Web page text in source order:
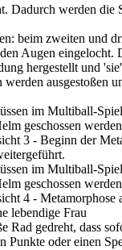
Dadurch werden die
beim zweiten und
Augen eingelocht.
hergestellt und
ausgestoßen
im Multiball-
geschossen
3 - Beginn der
im Multiball-
geschossen
4 - Metamorphose
lebendige Frau
Rad gedreht, dass
Punkte oder einen